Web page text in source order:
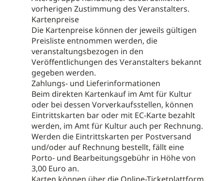
vorherigen Zustimmung des Veranstalters.
Kartenpreise
Die Kartenpreise können der jeweils gültigen
Preisliste entnommen werden, die
veranstaltungsbezogen in den
Veröffentlichungen des Veranstalters bekannt
gegeben werden.
Zahlungs- und Lieferinformationen
Beim direkten Kartenkauf im Amt für Kultur
oder bei dessen Vorverkaufsstellen, können
Eintrittskarten bar oder mit EC-Karte bezahlt
werden, im Amt für Kultur auch per Rechnung.
Werden die Eintrittskarten per Postversand
und/oder auf Rechnung bestellt, fällt eine
Porto- und Bearbeitungsgebühr in Höhe von
3,00 Euro an.